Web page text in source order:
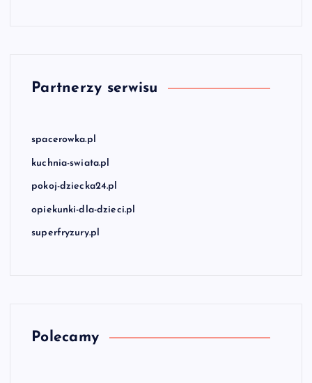
Partnerzy serwisu
spacerowka.pl
kuchnia-swiata.pl
pokoj-dziecka24.pl
opiekunki-dla-dzieci.pl
superfryzury.pl
Polecamy